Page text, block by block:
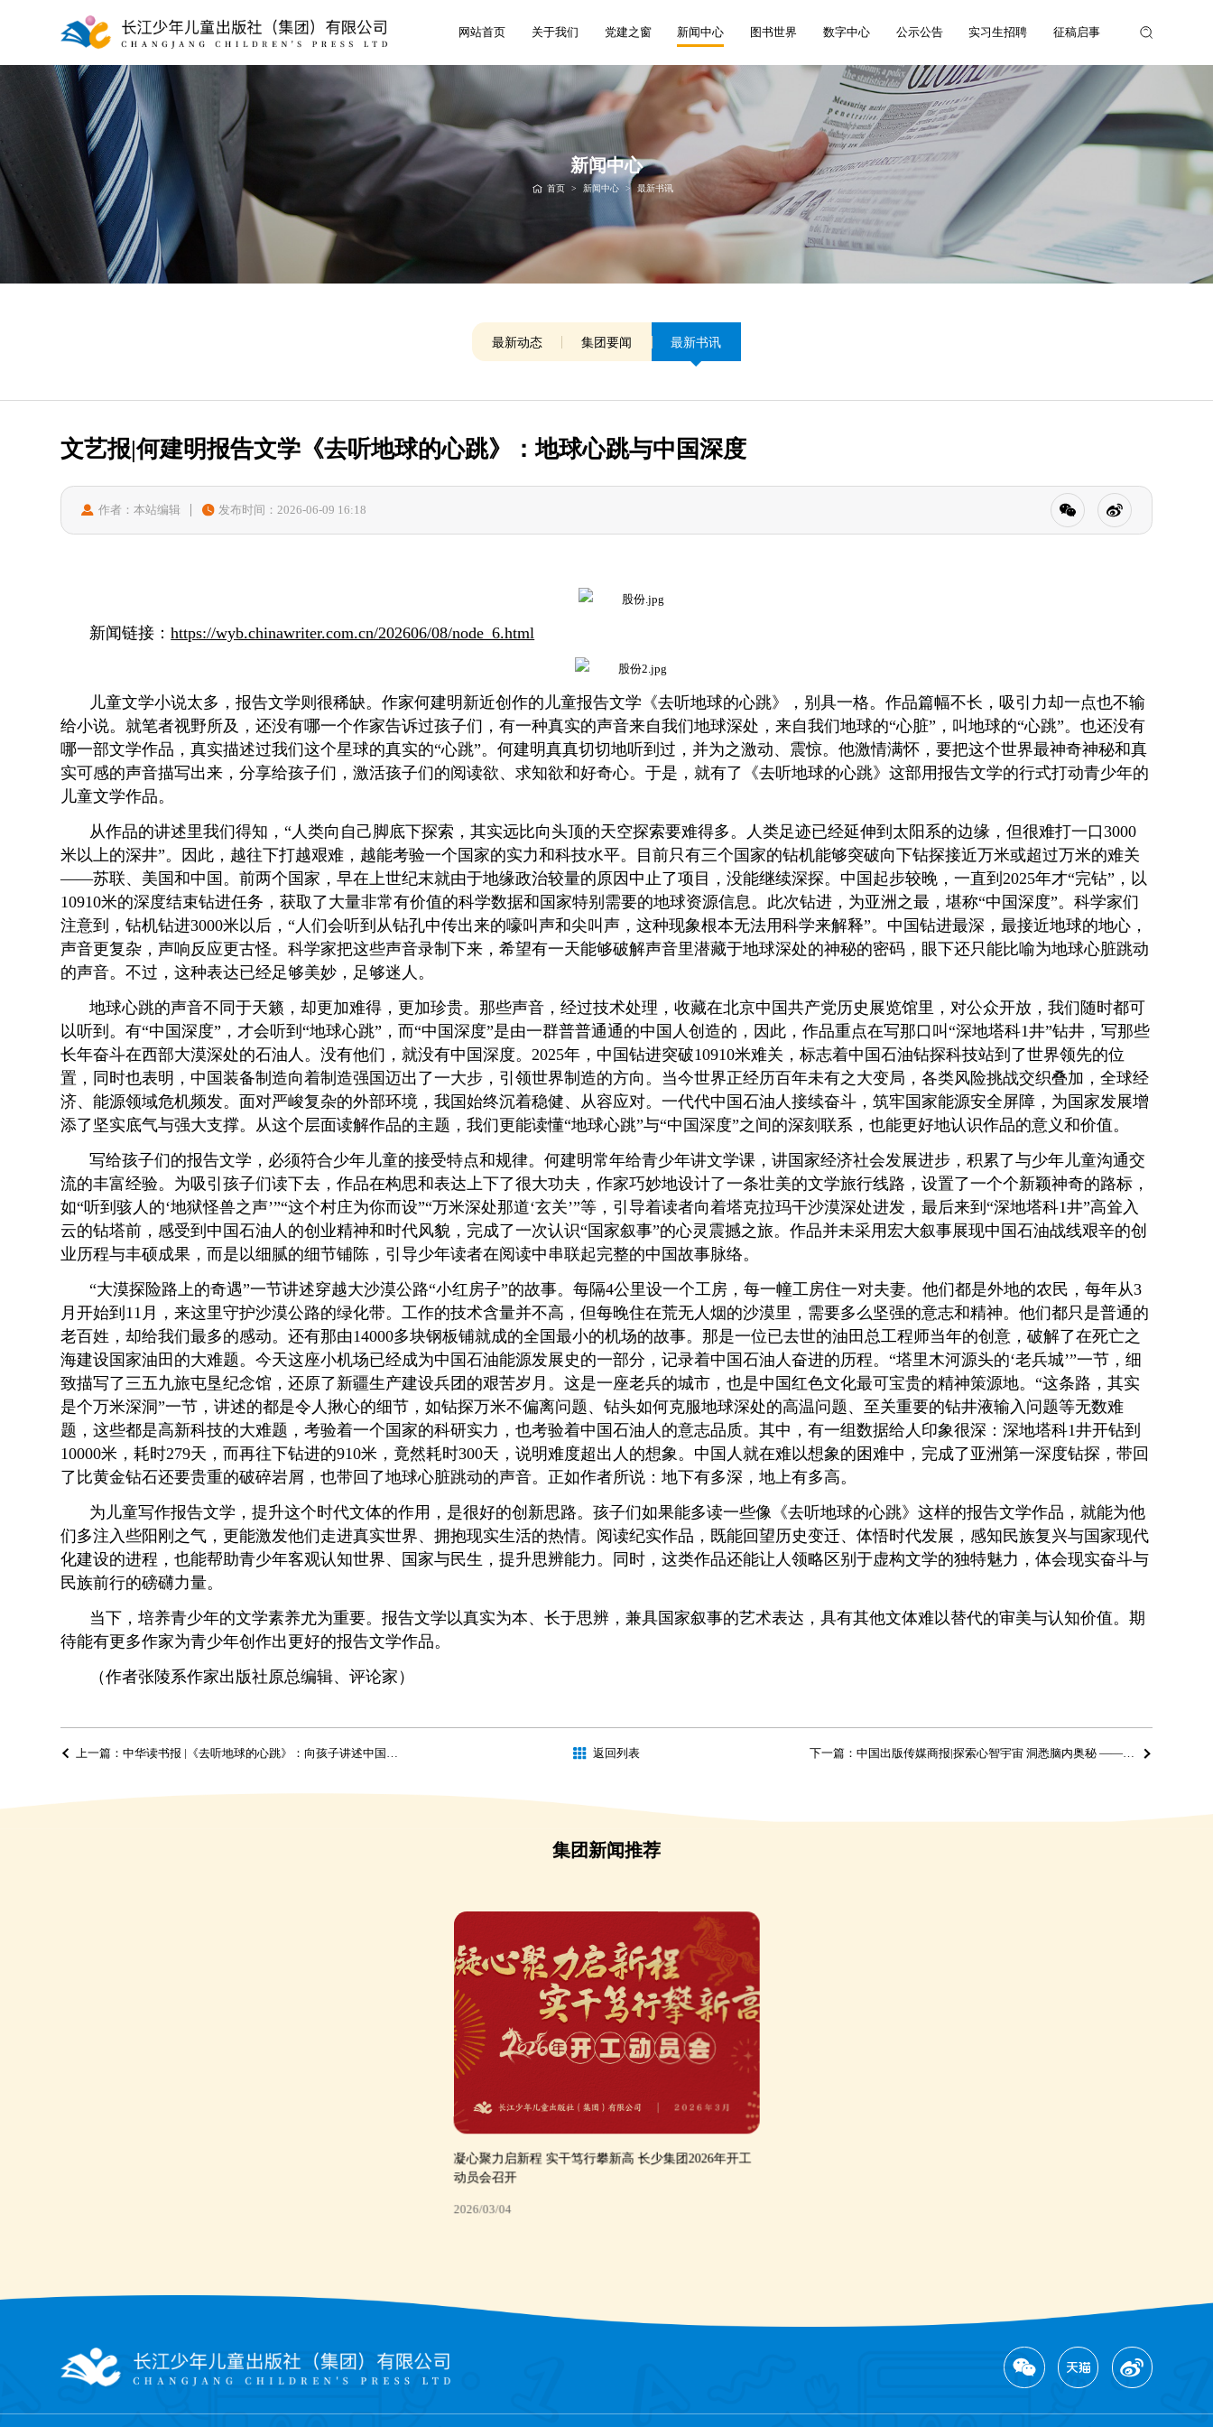
网站首页 关于我们 党建之窗 新闻中心 图书世界 数字中心 公示公告 实习生招聘 征稿启事
新闻中心
首页 > 新闻中心 > 最新书讯
最新动态 集团要闻 最新书讯
文艺报|何建明报告文学《去听地球的心跳》：地球心跳与中国深度
作者：本站编辑 发布时间：2026-06-09 16:18
新闻链接：https://wyb.chinawriter.com.cn/202606/08/node_6.html
儿童文学小说太多，报告文学则很稀缺。作家何建明新近创作的儿童报告文学《去听地球的心跳》，别具一格。作品篇幅不长，吸引力却一点也不输
给小说。就笔者视野所及，还没有哪一个作家告诉过孩子们，有一种真实的声音来自我们地球深处，来自我们地球的“心脏”，叫地球的“心跳”。也还没有
哪一部文学作品，真实描述过我们这个星球的真实的“心跳”。何建明真真切切地听到过，并为之激动、震惊。他激情满怀，要把这个世界最神奇神秘和真
实可感的声音描写出来，分享给孩子们，激活孩子们的阅读欲、求知欲和好奇心。于是，就有了《去听地球的心跳》这部用报告文学的行式打动青少年的
儿童文学作品。
从作品的讲述里我们得知，“人类向自己脚底下探索，其实远比向头顶的天空探索要难得多。人类足迹已经延伸到太阳系的边缘，但很难打一口3000
米以上的深井”。因此，越往下打越艰难，越能考验一个国家的实力和科技水平。目前只有三个国家的钻机能够突破向下钻探接近万米或超过万米的难关
——苏联、美国和中国。前两个国家，早在上世纪末就由于地缘政治较量的原因中止了项目，没能继续深探。中国起步较晚，一直到2025年才“完钻”，以
10910米的深度结束钻进任务，获取了大量非常有价值的科学数据和国家特别需要的地球资源信息。此次钻进，为亚洲之最，堪称“中国深度”。科学家们
注意到，钻机钻进3000米以后，“人们会听到从钻孔中传出来的嚎叫声和尖叫声，这种现象根本无法用科学来解释”。中国钻进最深，最接近地球的地心，
声音更复杂，声响反应更古怪。科学家把这些声音录制下来，希望有一天能够破解声音里潜藏于地球深处的神秘的密码，眼下还只能比喻为地球心脏跳动
的声音。不过，这种表达已经足够美妙，足够迷人。
地球心跳的声音不同于天籁，却更加难得，更加珍贵。那些声音，经过技术处理，收藏在北京中国共产党历史展览馆里，对公众开放，我们随时都可
以听到。有“中国深度”，才会听到“地球心跳”，而“中国深度”是由一群普普通通的中国人创造的，因此，作品重点在写那口叫“深地塔科1井”钻井，写那些
长年奋斗在西部大漠深处的石油人。没有他们，就没有中国深度。2025年，中国钻进突破10910米难关，标志着中国石油钻探科技站到了世界领先的位
置，同时也表明，中国装备制造向着制造强国迈出了一大步，引领世界制造的方向。当今世界正经历百年未有之大变局，各类风险挑战交织叠加，全球经
济、能源领域危机频发。面对严峻复杂的外部环境，我国始终沉着稳健、从容应对。一代代中国石油人接续奋斗，筑牢国家能源安全屏障，为国家发展增
添了坚实底气与强大支撑。从这个层面读解作品的主题，我们更能读懂“地球心跳”与“中国深度”之间的深刻联系，也能更好地认识作品的意义和价值。
写给孩子们的报告文学，必须符合少年儿童的接受特点和规律。何建明常年给青少年讲文学课，讲国家经济社会发展进步，积累了与少年儿童沟通交
流的丰富经验。为吸引孩子们读下去，作品在构思和表达上下了很大功夫，作家巧妙地设计了一条壮美的文学旅行线路，设置了一个个新颖神奇的路标，
如“听到骇人的‘地狱怪兽之声’”“这个村庄为你而设”“万米深处那道‘玄关’”等，引导着读者向着塔克拉玛干沙漠深处进发，最后来到“深地塔科1井”高耸入
云的钻塔前，感受到中国石油人的创业精神和时代风貌，完成了一次认识“国家叙事”的心灵震撼之旅。作品并未采用宏大叙事展现中国石油战线艰辛的创
业历程与丰硕成果，而是以细腻的细节铺陈，引导少年读者在阅读中串联起完整的中国故事脉络。
“大漠探险路上的奇遇”一节讲述穿越大沙漠公路“小红房子”的故事。每隔4公里设一个工房，每一幢工房住一对夫妻。他们都是外地的农民，每年从3
月开始到11月，来这里守护沙漠公路的绿化带。工作的技术含量并不高，但每晚住在荒无人烟的沙漠里，需要多么坚强的意志和精神。他们都只是普通的
老百姓，却给我们最多的感动。还有那由14000多块钢板铺就成的全国最小的机场的故事。那是一位已去世的油田总工程师当年的创意，破解了在死亡之
海建设国家油田的大难题。今天这座小机场已经成为中国石油能源发展史的一部分，记录着中国石油人奋进的历程。“塔里木河源头的‘老兵城’”一节，细
致描写了三五九旅屯垦纪念馆，还原了新疆生产建设兵团的艰苦岁月。这是一座老兵的城市，也是中国红色文化最可宝贵的精神策源地。“这条路，其实
是个万米深洞”一节，讲述的都是令人揪心的细节，如钻探万米不偏离问题、钻头如何克服地球深处的高温问题、至关重要的钻井液输入问题等无数难
题，这些都是高新科技的大难题，考验着一个国家的科研实力，也考验着中国石油人的意志品质。其中，有一组数据给人印象很深：深地塔科1井开钻到
10000米，耗时279天，而再往下钻进的910米，竟然耗时300天，说明难度超出人的想象。中国人就在难以想象的困难中，完成了亚洲第一深度钻探，带回
了比黄金钻石还要贵重的破碎岩屑，也带回了地球心脏跳动的声音。正如作者所说：地下有多深，地上有多高。
为儿童写作报告文学，提升这个时代文体的作用，是很好的创新思路。孩子们如果能多读一些像《去听地球的心跳》这样的报告文学作品，就能为他
们多注入些阳刚之气，更能激发他们走进真实世界、拥抱现实生活的热情。阅读纪实作品，既能回望历史变迁、体悟时代发展，感知民族复兴与国家现代
化建设的进程，也能帮助青少年客观认知世界、国家与民生，提升思辨能力。同时，这类作品还能让人领略区别于虚构文学的独特魅力，体会现实奋斗与
民族前行的磅礴力量。
当下，培养青少年的文学素养尤为重要。报告文学以真实为本、长于思辨，兼具国家叙事的艺术表达，具有其他文体难以替代的审美与认知价值。期
待能有更多作家为青少年创作出更好的报告文学作品。
（作者张陵系作家出版社原总编辑、评论家）
上一篇：中华读书报 |《去听地球的心跳》：向孩子讲述中国深地勘探的故事 返回列表 下一篇：中国出版传媒商报|探索心智宇宙 洞悉脑内奥秘 ——读王欣《奇妙的大脑：写给青少年的脑科学》
集团新闻推荐
凝心聚力启新程 实干笃行攀新高 长少集团2026年开工
动员会召开
2026/03/04